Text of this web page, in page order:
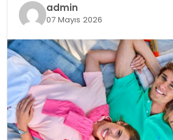
admin
07 Mayıs 2026